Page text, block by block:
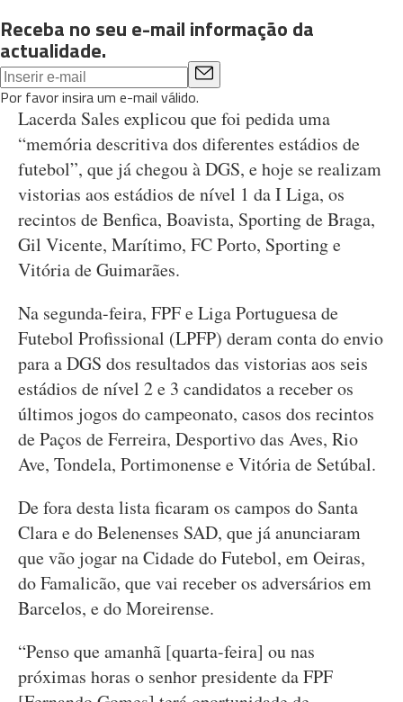
Receba no seu e-mail informação da
actualidade.
Por favor insira um e-mail válido.
Lacerda Sales explicou que foi pedida uma
“memória descritiva dos diferentes estádios de
futebol”, que já chegou à DGS, e hoje se realizam
vistorias aos estádios de nível 1 da I Liga, os
recintos de Benfica, Boavista, Sporting de Braga,
Gil Vicente, Marítimo, FC Porto, Sporting e
Vitória de Guimarães.
Na segunda-feira, FPF e Liga Portuguesa de
Futebol Profissional (LPFP) deram conta do envio
para a DGS dos resultados das vistorias aos seis
estádios de nível 2 e 3 candidatos a receber os
últimos jogos do campeonato, casos dos recintos
de Paços de Ferreira, Desportivo das Aves, Rio
Ave, Tondela, Portimonense e Vitória de Setúbal.
De fora desta lista ficaram os campos do Santa
Clara e do Belenenses SAD, que já anunciaram
que vão jogar na Cidade do Futebol, em Oeiras,
do Famalicão, que vai receber os adversários em
Barcelos, e do Moreirense.
“Penso que amanhã [quarta-feira] ou nas
próximas horas o senhor presidente da FPF